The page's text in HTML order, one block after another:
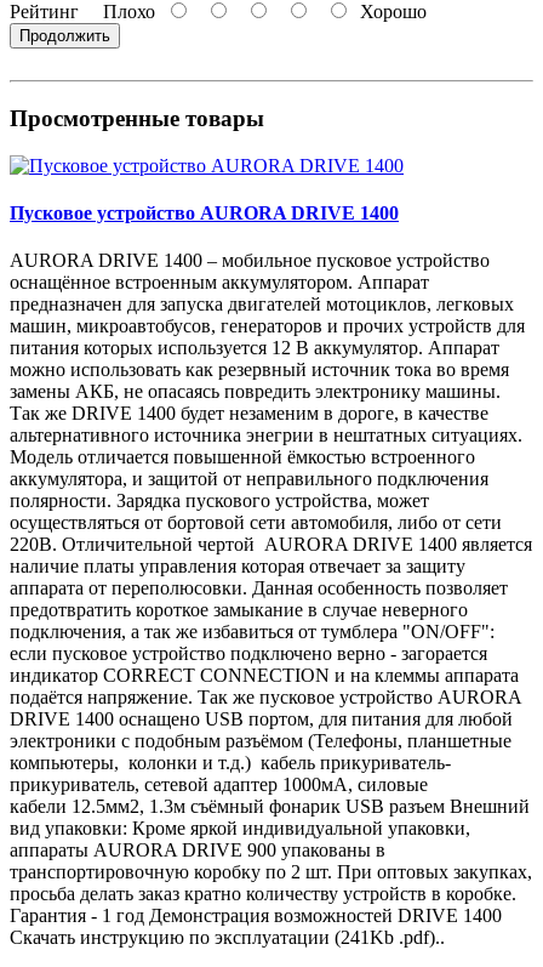
Рейтинг Плохо Хорошо
Продолжить
Просмотренные товары
Пусковое устройство AURORA DRIVE 1400
AURORA DRIVE 1400 – мобильное пусковое устройство
оснащённое встроенным аккумулятором. Аппарат
предназначен для запуска двигателей мотоциклов, легковых
машин, микроавтобусов, генераторов и прочих устройств для
питания которых используется 12 В аккумулятор. Аппарат
можно использовать как резервный источник тока во время
замены АКБ, не опасаясь повредить электронику машины.
Так же DRIVE 1400 будет незаменим в дороге, в качестве
альтернативного источника энегрии в нештатных ситуациях.
Модель отличается повышенной ёмкостью встроенного
аккумулятора, и защитой от неправильного подключения
полярности. Зарядка пускового устройства, может
осуществляться от бортовой сети автомобиля, либо от сети
220В. Отличительной чертой AURORA DRIVE 1400 является
наличие платы управления которая отвечает за защиту
аппарата от переполюсовки. Данная особенность позволяет
предотвратить короткое замыкание в случае неверного
подключения, а так же избавиться от тумблера "ON/OFF":
если пусковое устройство подключено верно - загорается
индикатор CORRECT CONNECTION и на клеммы аппарата
подаётся напряжение. Так же пусковое устройство AURORA
DRIVE 1400 оснащено USB портом, для питания для любой
электроники с подобным разъёмом (Телефоны, планшетные
компьютеры, колонки и т.д.) кабель прикуриватель-
прикуриватель, сетевой адаптер 1000мА, силовые
кабели 12.5мм2, 1.3м съёмный фонарик USB разъем Внешний
вид упаковки: Кроме яркой индивидуальной упаковки,
аппараты AURORA DRIVE 900 упакованы в
транспортировочную коробку по 2 шт. При оптовых закупках,
просьба делать заказ кратно количеству устройств в коробке.
Гарантия - 1 год Демонстрация возможностей DRIVE 1400
Скачать инструкцию по эксплуатации (241Kb .pdf)..